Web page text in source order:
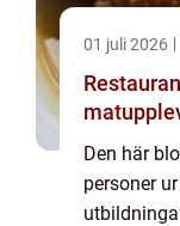
01 juli 2026
Restaurang
Den här
personer